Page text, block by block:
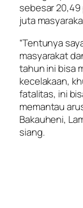
sebesar
juta
“Tentunya
masyarakat
tahun ini bisa
kecelakaan,
fatalitas, ini
memantau
Bakauheni,
siang.